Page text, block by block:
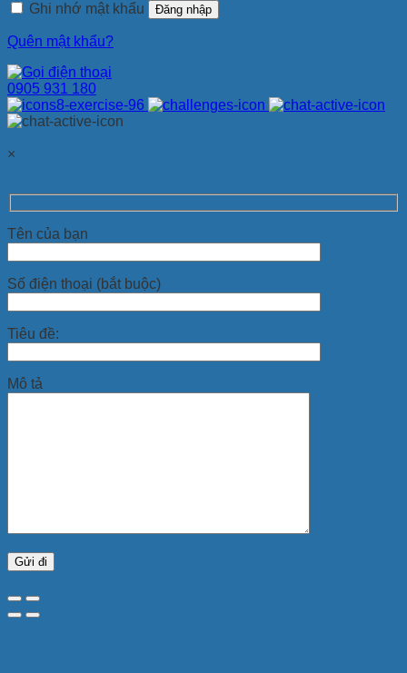
Ghi nhớ mật khẩu Đăng nhập
Quên mật khẩu?
0905 931 180
×
Tên của bạn
Số điện thoại (bắt buộc)
Tiêu đề:
Mô tả